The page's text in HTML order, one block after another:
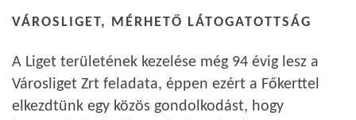
VÁROSLIGET, MÉRHETŐ LÁTOGATOTTSÁG
A Liget területének kezelése még 94 évig lesz a
Városliget Zrt feladata, éppen ezért a Főkerttel
elkezdtünk egy közös gondolkodást, hogy